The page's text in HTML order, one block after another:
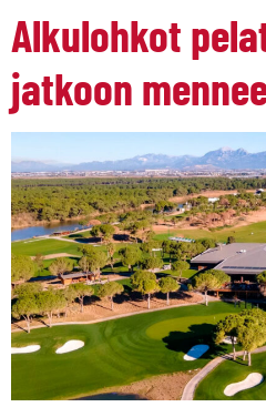
Alkulohkot
jatkoon